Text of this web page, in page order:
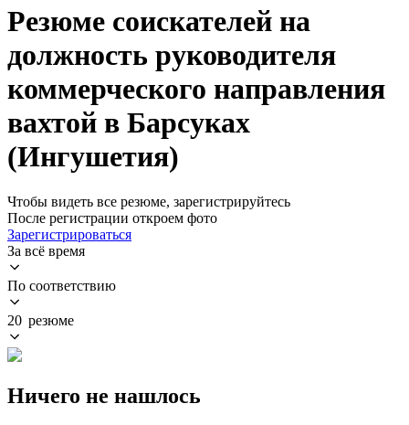
Резюме соискателей на
должность руководителя
коммерческого направления
вахтой в Барсуках
(Ингушетия)
Чтобы видеть все резюме, зарегистрируйтесь
После регистрации откроем фото
Зарегистрироваться
За всё время
По соответствию
20 резюме
Ничего не нашлось